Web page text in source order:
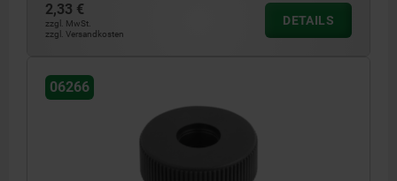
2,33 €
zzgl. MwSt.
zzgl. Versandkosten
DETAILS
06266